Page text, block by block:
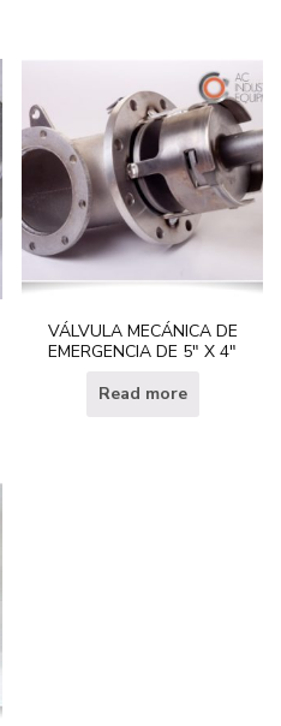
VÁLVULA MECÁNICA DE
EMERGENCIA DE 5″ X 4″
Read more